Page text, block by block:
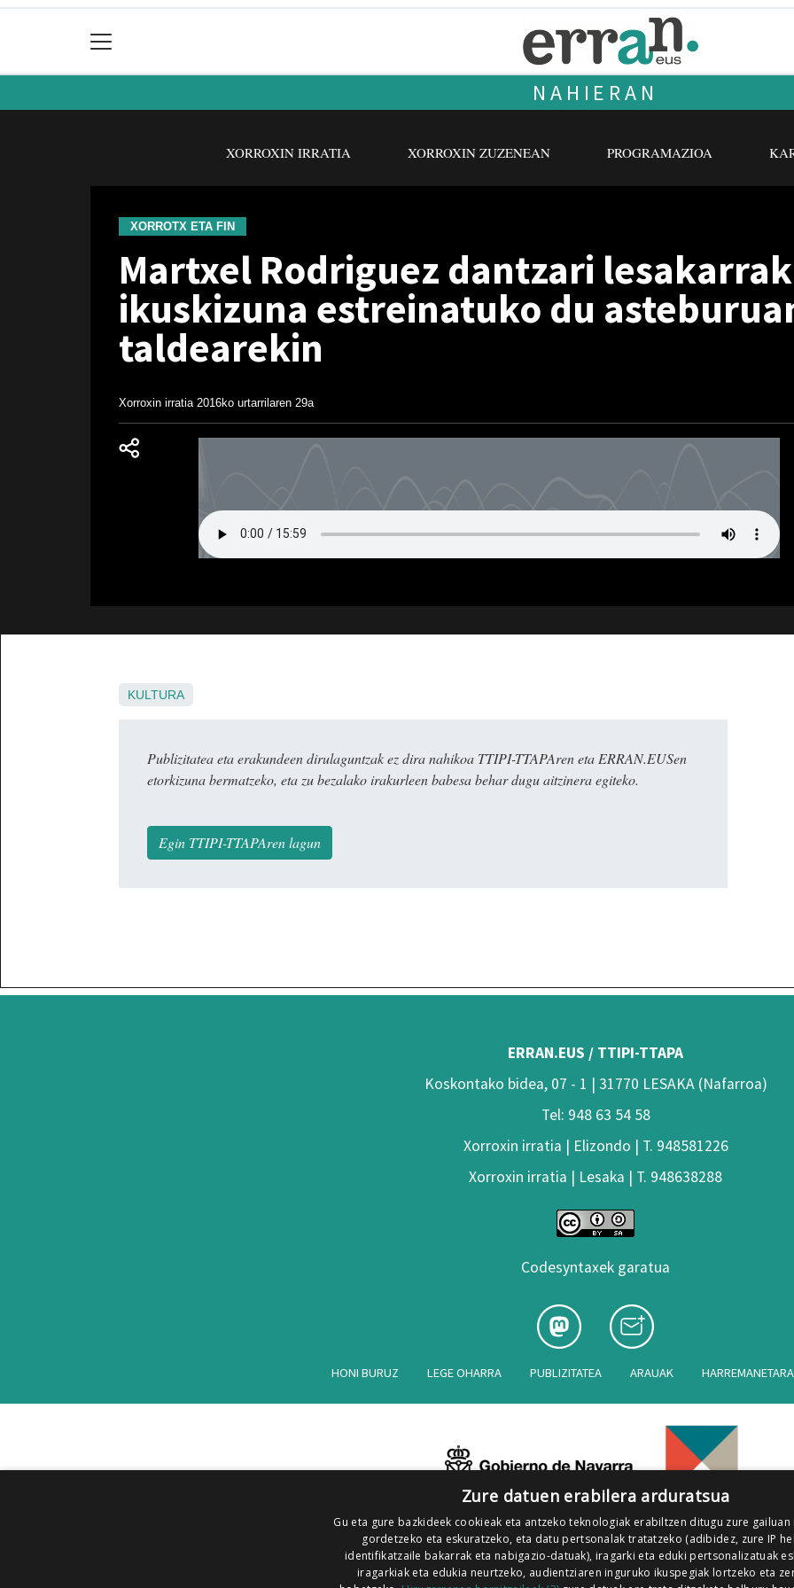
NAHIERAN
XORROXIN IRRATIA XORROXIN ZUZENEAN PROGRAMAZIOA
XORROTX ETA FIN
Martxel Rodriguez dantzari
ikuskizuna estreinatuko du
taldearekin
Xorroxin irratia 2016ko urtarrilaren 29a
KULTURA
Publizitatea eta erakundeen dirulaguntzak ez dira nahikoa TTIPI-TTAPAren eta ERRAN.EUSen
etorkizuna bermatzeko, eta zu bezalako irakurleen babesa behar dugu aitzinera egiteko.
Egin TTIPI-TTAPAren lagun
ERRAN.EUS / TTIPI-TTAPA
Koskontako bidea, 07 - 1 | 31770 LESAKA (Nafarroa)
Tel: 948 63 54 58
Xorroxin irratia | Elizondo | T. 948581226
Xorroxin irratia | Lesaka | T. 948638288
Codesyntaxek garatua
HONI BURUZ LEGE OHARRA PUBLIZITATEA ARAUAK
Zure datuen erabilera arduratsua
Gu eta gure bazkideek cookieak eta antzeko teknologiak erabiltzen ditugu zure
gordetzeko eta eskuratzeko, eta datu pertsonalak tratatzeko (adibidez, zure IP
identifikatzaile bakarrak eta nabigazio-datuak), iragarki eta eduki pertsonalizatuak
iragarkiak eta edukia neurtzeko, audientziaren inguruko ikuspegiak lortzeko eta